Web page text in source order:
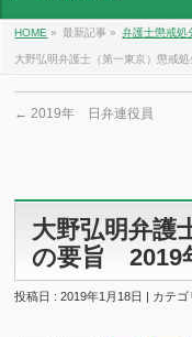
HOME » 最新記事 » 弁護士懲戒処
大野弘明弁護士（第一東京）懲戒
← 2019年 日弁連役員
大野弘明弁護
の要旨 2019
投稿日 : 2019年1月18日 | カテ